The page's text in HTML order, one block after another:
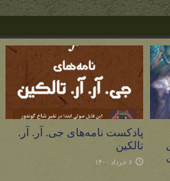
پادکست نامه‌های جی. آر. آر.
تالکین
۶ خرداد ۱۴۰۰